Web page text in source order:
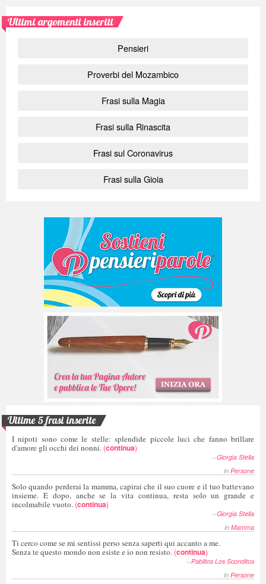
Ultimi argomenti inseriti
Pensieri
Proverbi del Mozambico
Frasi sulla Magia
Frasi sulla Rinascita
Frasi sul Coronavirus
Frasi sulla Gioia
Ultime 5 frasi inserite
I nipoti sono come le stelle: splendide piccole luci che fanno brillare
d'amore gli occhi dei nonni. (continua)
--Giorgia Stella
in Persone
Solo quando perderai la mamma, capirai che il suo cuore e il tuo battevano
insieme. E dopo, anche se la vita continua, resta solo un grande e
incolmabile vuoto. (continua)
--Giorgia Stella
in Mamma
Ti cerco come se mi sentissi perso senza saperti qui accanto a me.
Senza te questo mondo non esiste e io non resisto. (continua)
--Pablitos Los Sconditos
in Persone